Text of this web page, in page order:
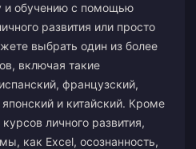
и обучению с помощью
развития или просто
выбрать один из более
включая такие
французский,
и китайский. Кроме
личного развития,
как Excel, осознанность,